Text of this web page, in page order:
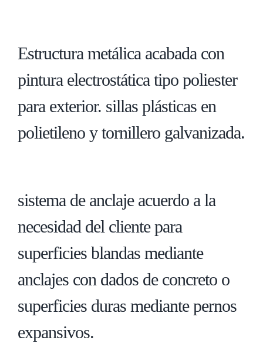
Estructura metálica acabada con
pintura electrostática tipo poliester
para exterior. sillas plásticas en
polietileno y tornillero galvanizada.
sistema de anclaje acuerdo a la
necesidad del cliente para
superficies blandas mediante
anclajes con dados de concreto o
superficies duras mediante pernos
expansivos.